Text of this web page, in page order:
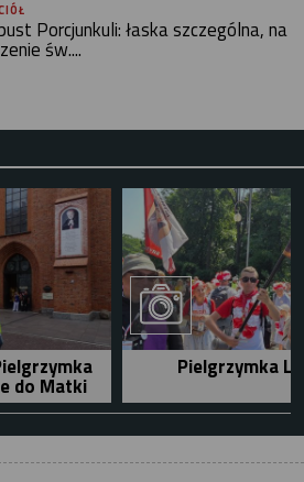
Porcjunkuli: łaska szczególna, na
św....
do Matki
Pielgrzymka